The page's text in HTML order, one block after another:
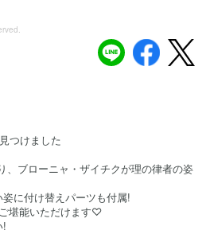
つけました
、ブローニャ・ザイチクが理の律者の姿
に付け替えパーツも付属!
堪能いただけます♡
!